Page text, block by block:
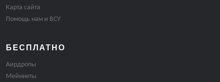
Карта сайта
Помощь нам и ВСУ
БЕСПЛАТНО
Аирдропы
Мейннеты